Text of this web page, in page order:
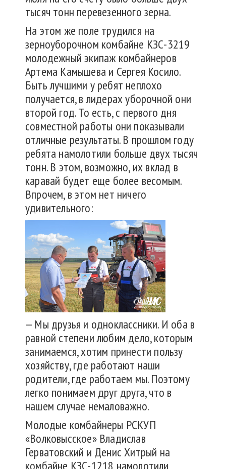
тысяч тонн перевезенного зерна.
На этом же поле трудился на
зерноуборочном комбайне КЗС-3219
молодежный экипаж комбайнеров
Артема Камышева и Сергея Косило.
Быть лучшими у ребят неплохо
получается, в лидерах уборочной они
второй год. То есть, с первого дня
совместной работы они показывали
отличные результаты. В прошлом году
ребята намолотили больше двух тысяч
тонн. В этом, возможно, их вклад в
каравай будет еще более весомым.
Впрочем, в этом нет ничего
удивительного:
— Мы друзья и одноклассники. И оба в
равной степени любим дело, которым
занимаемся, хотим принести пользу
хозяйству, где работают наши
родители, где работаем мы. Поэтому
легко понимаем друг друга, что в
нашем случае немаловажно.
Молодые комбайнеры РСКУП
«Волковысское» Владислав
Герватовский и Денис Хитрый на
комбайне КЗС-1218 намолотили